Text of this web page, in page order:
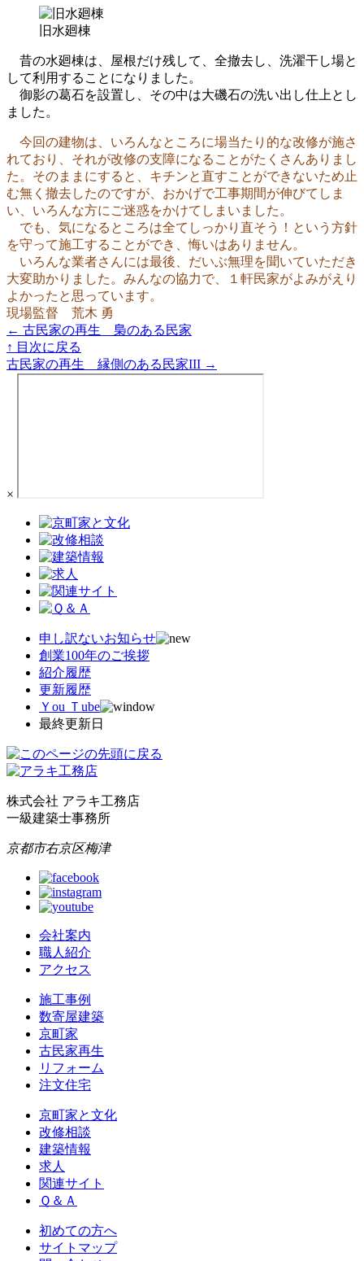
旧水廻棟
昔の水廻棟は、屋根だけ残して、全撤去し、洗濯干し場と
して利用することになりました。
御影の葛石を設置し、その中は大磯石の洗い出し仕上とし
ました。
今回の建物は、いろんなところに場当たり的な改修が施さ
れており、それが改修の支障になることがたくさんありまし
た。そのままにすると、キチンと直すことができないため止
む無く撤去したのですが、おかげで工事期間が伸びてしま
い、いろんな方にご迷惑をかけてしまいました。
でも、気になるところは全てしっかり直そう！という方針
を守って施工することができ、悔いはありません。
いろんな業者さんには最後、だいぶ無理を聞いていただき
大変助かりました。みんなの協力で、１軒民家がよみがえり
よかったと思っています。
現場監督 荒木 勇
← 古民家の再生 梟のある民家
↑ 目次に戻る
古民家の再生 縁側のある民家III →
×
申し訳ないお知らせ
創業100年のご挨拶
紹介履歴
更新履歴
Ｙou Ｔube
最終更新日
株式会社 アラキ工務店
一級建築士事務所
京都市右京区梅津
会社案内
職人紹介
アクセス
施工事例
数寄屋建築
京町家
古民家再生
リフォーム
注文住宅
京町家と文化
改修相談
建築情報
求人
関連サイト
Ｑ＆Ａ
初めての方へ
サイトマップ